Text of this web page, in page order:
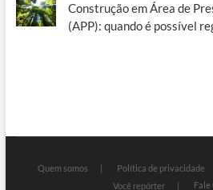
Construção em Área de
(APP): quando é possível
Quem somos Política de privacidade
Você repórter
Fale